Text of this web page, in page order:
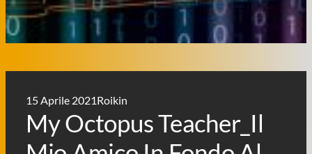
15 Aprile 2021Roikin
My Octopus Teacher_Il